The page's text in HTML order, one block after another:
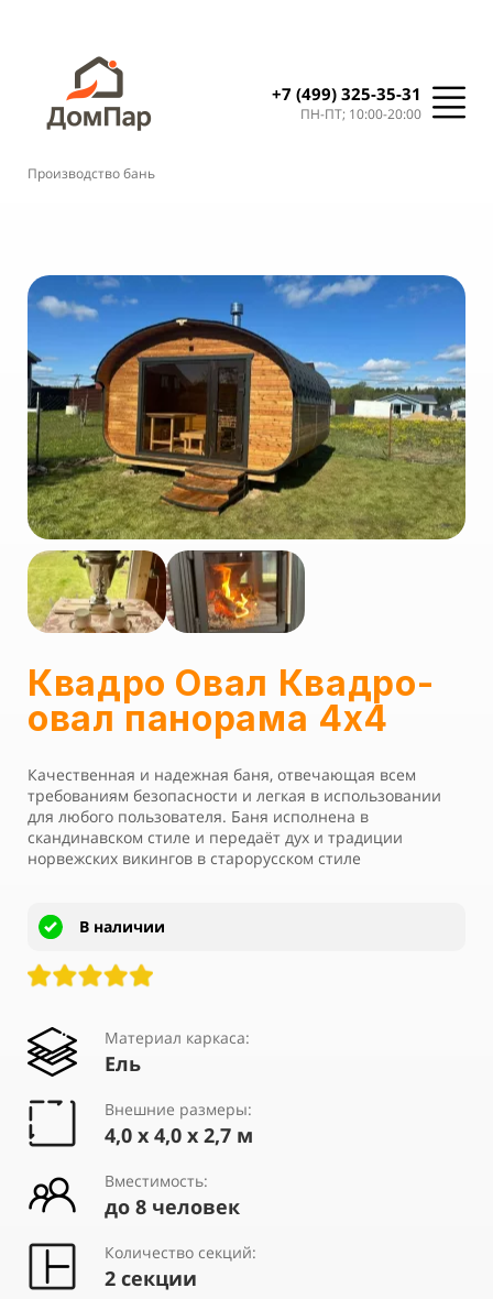
Производство бань
+7 (499) 325-35-31
ПН-ПТ; 10:00-20:00
Квадро Овал Квадро-
овал панорама 4х4
Качественная и надежная баня, отвечающая всем
требованиям безопасности и легкая в использовании
для любого пользователя. Баня исполнена в
скандинавском стиле и передаёт дух и традиции
норвежских викингов в старорусском стиле
В наличии
Материал каркаса:
Ель
Внешние размеры:
4,0 х 4,0 х 2,7 м
Вместимость:
до 8 человек
Количество секций:
2 секции